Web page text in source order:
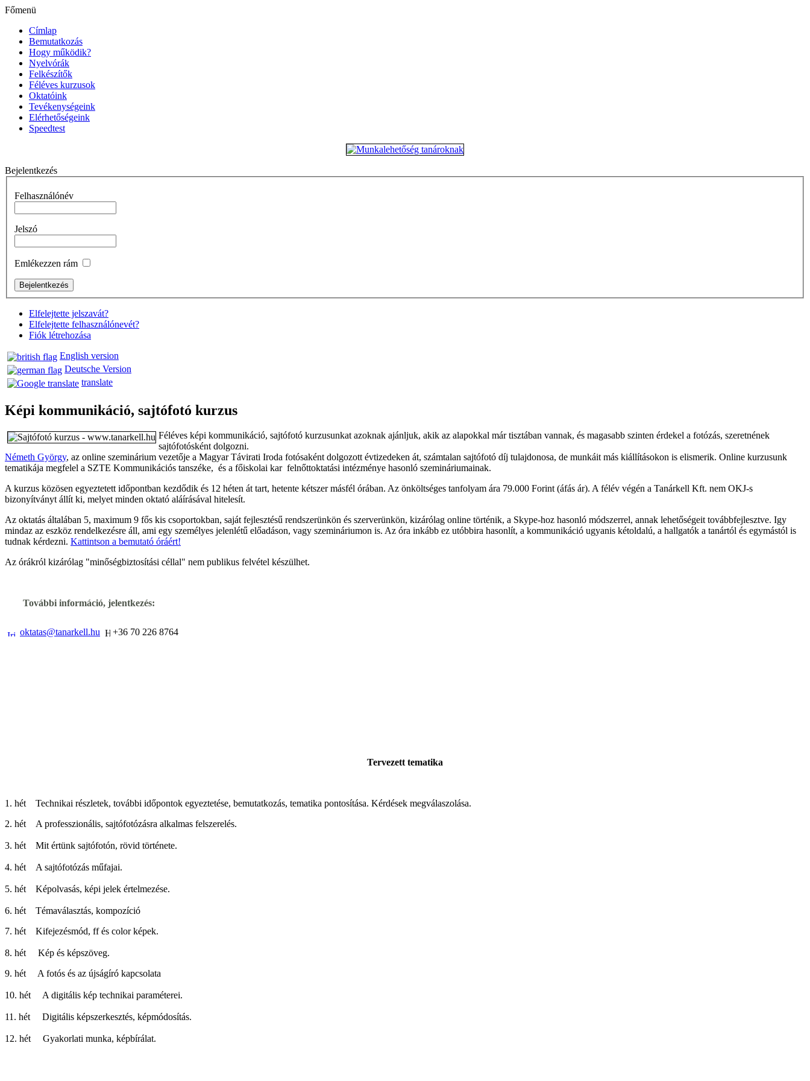
Főmenü
Címlap
Bemutatkozás
Hogy működik?
Nyelvórák
Felkészítők
Féléves kurzusok
Oktatóink
Tevékenységeink
Elérhetőségeink
Speedtest
Bejelentkezés
Felhasználónév
Jelszó
Emlékezzen rám
Elfelejtette jelszavát?
Elfelejtette felhasználónevét?
Fiók létrehozása
English version
Deutsche Version
translate
Képi kommunikáció, sajtófotó kurzus
Féléves képi kommunikáció, sajtófotó kurzusunkat azoknak ajánljuk, akik az alapokkal már tisztában vannak, és magasabb szinten érdekel a fotózás, szeretnének
sajtófotósként dolgozni.
Németh György, az online szeminárium vezetője a Magyar Távirati Iroda fotósaként dolgozott évtizedeken át, számtalan sajtófotó díj tulajdonosa, de munkáit más kiállításokon is elismerik. Online kurzusunk
tematikája megfelel a SZTE Kommunikációs tanszéke, és a főiskolai kar felnőttoktatási intézménye hasonló szemináriumainak.
A kurzus közösen egyeztetett időpontban kezdődik és 12 héten át tart, hetente kétszer másfél órában. Az önköltséges tanfolyam ára 79.000 Forint (áfás ár). A félév végén a Tanárkell Kft. nem OKJ-s
bizonyítványt állít ki, melyet minden oktató aláírásával hitelesít.
Az oktatás általában 5, maximum 9 fős kis csoportokban, saját fejlesztésű rendszerünkön és szerverünkön, kizárólag online történik, a Skype-hoz hasonló módszerrel, annak lehetőségeit továbbfejlesztve. Igy
mindaz az eszköz rendelkezésre áll, ami egy személyes jelenlétű előadáson, vagy szemináriumon is. Az óra inkább ez utóbbira hasonlít, a kommunikáció ugyanis kétoldalú, a hallgatók a tanártól és egymástól is
tudnak kérdezni. Kattintson a bemutató óráért!
Az órákról kizárólag "minőségbiztosítási céllal" nem publikus felvétel készülhet.
Tervezett tematika
1. hét Technikai részletek, további időpontok egyeztetése, bemutatkozás, tematika pontosítása. Kérdések megválaszolása.
2. hét A professzionális, sajtófotózásra alkalmas felszerelés.
3. hét Mit értünk sajtófotón, rövid története.
4. hét A sajtófotózás műfajai.
5. hét Képolvasás, képi jelek értelmezése.
6. hét Témaválasztás, kompozíció
7. hét Kifejezésmód, ff és color képek.
8. hét Kép és képszöveg.
9. hét A fotós és az újságíró kapcsolata
10. hét A digitális kép technikai paraméterei.
11. hét Digitális képszerkesztés, képmódosítás.
12. hét Gyakorlati munka, képbírálat.